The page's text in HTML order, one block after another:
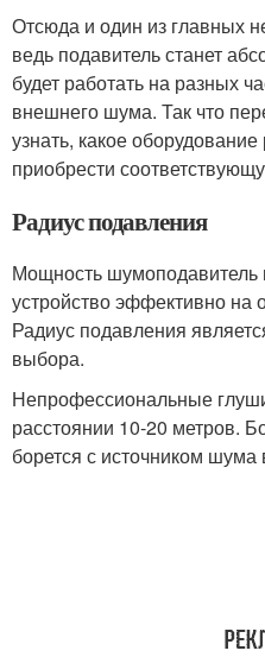
Отсюда и один из главных
ведь подавитель станет
будет работать на разных
внешнего шума. Так что
узнать, какое
приобрести
Радиус подавления
Мощность шумоподавитель
устройство эффективно на
Радиус подавления
выбора.
Непрофессиональные
расстоянии 10-20 метров.
борется с источником шума